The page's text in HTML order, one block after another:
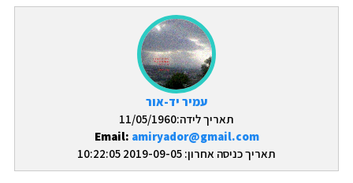
עמיר יד-אור
תאריך לידה:11/05/1960
Email: amiryador@gmail.com
תאריך כניסה אחרון: 2019-09-05 10:22:05